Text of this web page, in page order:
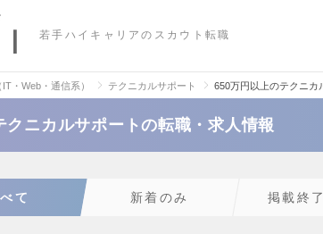
若手ハイキャリアのスカウト転職
・Web・通信系） テクニカルサポート 650万円以上のテクニカ
クニカルサポートの転職・求人情報
て 新着のみ 掲載終